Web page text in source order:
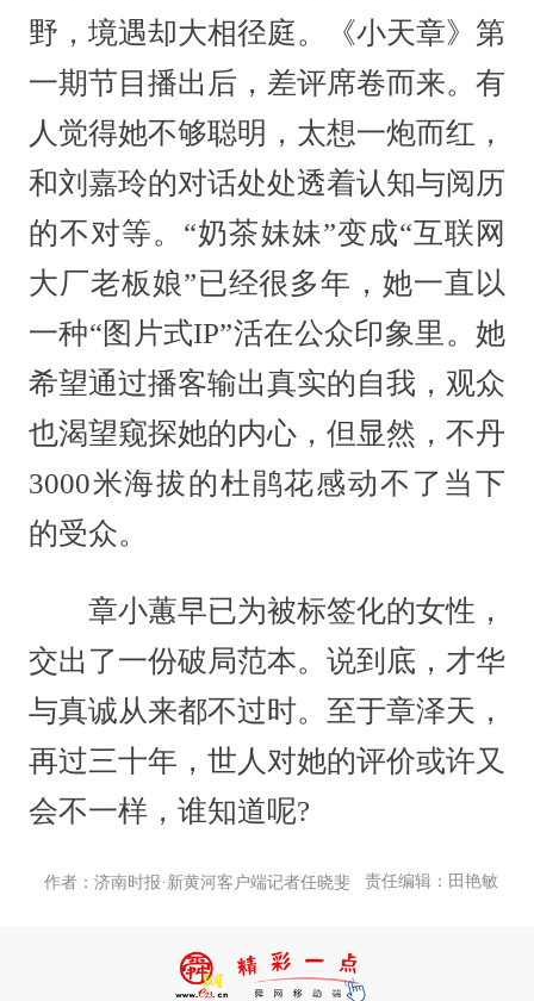
野，境遇却大相径庭。《小天章》第
一期节目播出后，差评席卷而来。有
人觉得她不够聪明，太想一炮而红，
和刘嘉玲的对话处处透着认知与阅历
的不对等。“奶茶妹妹”变成“互联网
大厂老板娘”已经很多年，她一直以
一种“图片式IP”活在公众印象里。她
希望通过播客输出真实的自我，观众
也渴望窥探她的内心，但显然，不丹
3000米海拔的杜鹃花感动不了当下
的受众。
章小蕙早已为被标签化的女性，
交出了一份破局范本。说到底，才华
与真诚从来都不过时。至于章泽天，
再过三十年，世人对她的评价或许又
会不一样，谁知道呢?
作者：济南时报·新黄河客户端记者任晓斐 责任编辑：田艳敏